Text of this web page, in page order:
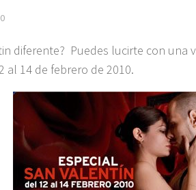
diferente? Puedes lucirte con una
al 14 de febrero de 2010.